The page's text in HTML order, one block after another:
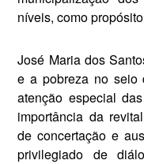
níveis, como
José Maria dos
e a pobre­za no seio
atenção especial
im­portância da
de concerta­ção e
privilegiado de